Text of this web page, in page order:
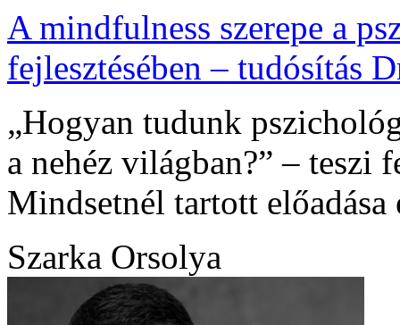
A mindfulness szerepe a
fejlesztésében – tudósítás
„Hogyan tudunk
a nehéz világban?” – teszi
Mindsetnél tartott előadása
Szarka Orsolya